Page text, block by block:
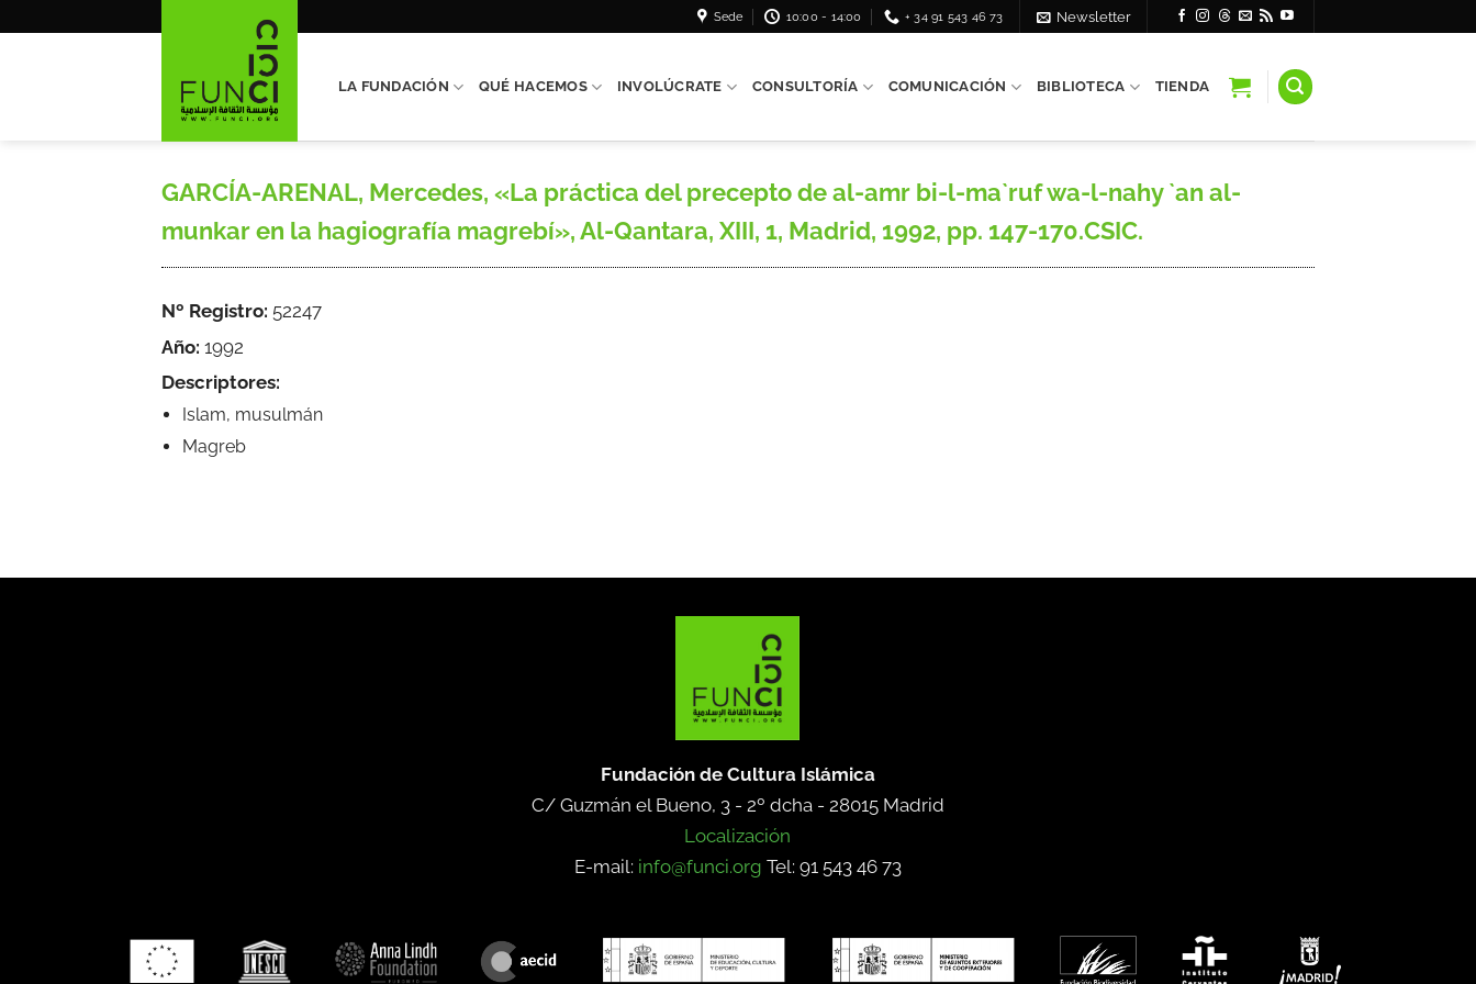
Sede 10:00 - 14:00 + 34 91 543 46 73 Newsletter
LA FUNDACIÓN QUÉ HACEMOS INVOLÚCRATE CONSULTORÍA COMUNICACIÓN BIBLIOTECA TIENDA
GARCÍA-ARENAL, Mercedes, «La práctica del precepto de al-amr bi-l-ma`ruf wa-l-nahy `an al-
munkar en la hagiografía magrebí», Al-Qantara, XIII, 1, Madrid, 1992, pp. 147-170.CSIC.
Nº Registro: 52247
Año: 1992
Descriptores:
Islam, musulmán
Magreb
Fundación de Cultura Islámica
C/ Guzmán el Bueno, 3 - 2º dcha - 28015 Madrid
Localización
E-mail: info@funci.org Tel: 91 543 46 73